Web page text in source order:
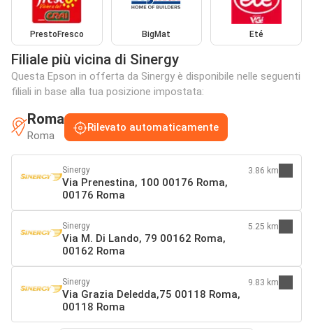
PrestoFresco BigMat Eté
Filiale più vicina di Sinergy
Questa Epson in offerta da Sinergy è disponibile nelle seguenti
filiali in base alla tua posizione impostata:
Roma
Roma
Rilevato automaticamente
Sinergy
Via Prenestina, 100 00176 Roma,
00176 Roma
3.86 km
Sinergy
Via M. Di Lando, 79 00162 Roma,
00162 Roma
5.25 km
Sinergy
Via Grazia Deledda,75 00118 Roma,
00118 Roma
9.83 km